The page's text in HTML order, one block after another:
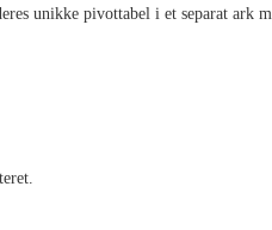
unikke pivottabel i et separat ark